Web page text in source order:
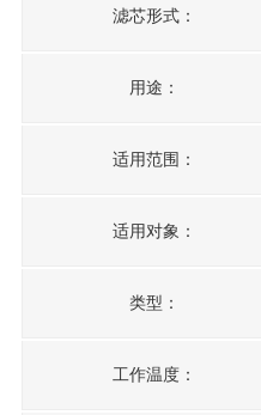
滤芯形式：
用途：
适用范围：
适用对象：
类型：
工作温度：